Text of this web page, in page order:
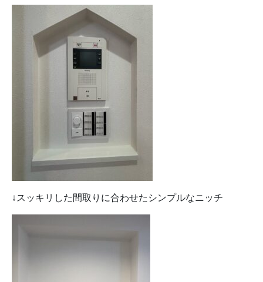
↓スッキリした間取りに合わせたシンプルなニッチ